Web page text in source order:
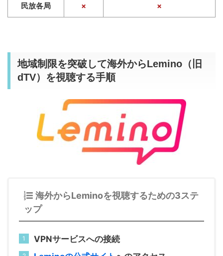
民放各局 × ×
地域制限を突破して海外からLemino（旧
dTV）を視聴する手順
海外からLeminoを視聴するための3ステ
ップ
VPNサービスへの接続